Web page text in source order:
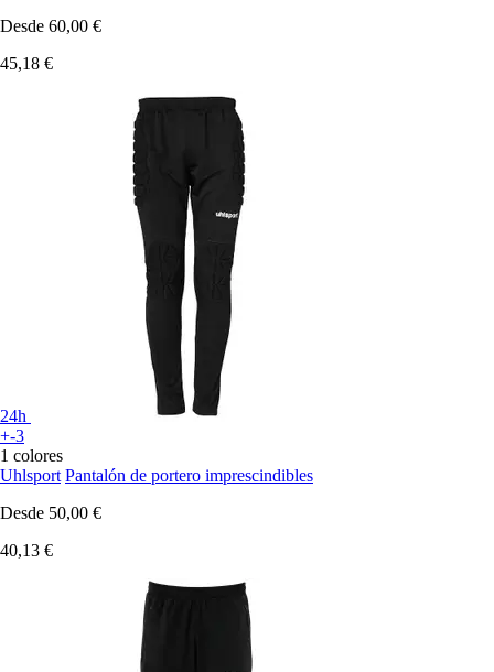
Desde 60,00 €
45,18 €
24h
+-3
1 colores
Uhlsport Pantalón de portero imprescindibles
Desde 50,00 €
40,13 €